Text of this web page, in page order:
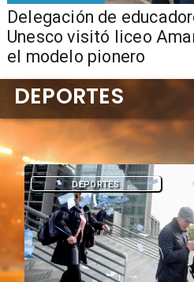
Delegación de
Unesco visitó liceo
el modelo pionero
DEPORTES
DEPORTES